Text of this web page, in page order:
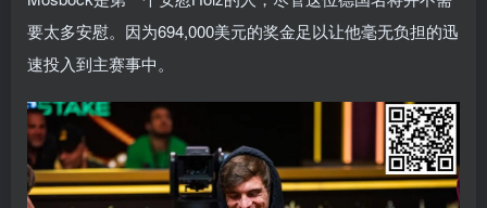
要太多安慰。因为694,000美元的奖金足以让他毫无负担的迅
速投入到主赛事中。